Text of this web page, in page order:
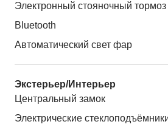
Электронный стояночный тормоз
Bluetooth
Автоматический свет фар
Экстерьер/Интерьер
Центральный замок
Электрические